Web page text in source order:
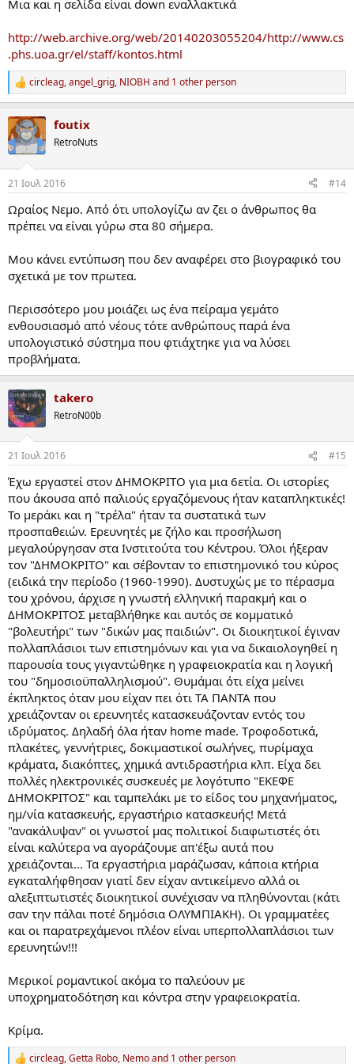
αναπτυξιακούς και εκπαιδευτικούς σκοπούς της εποχής εκείνης. Αν
το ελληνικό κράτος και η ελληνική επιχειρηματικότητα είχε
αξιοποιήσει τα αποτελέσματατου έργουείναι πιθανόν να είχαμε
σήμερα ελληνική βιομηχανία ηλεκτρονικών υπολογιστών.
εφημερίδα «Το Βήμα» το έτος 1970 με τίτλο “Ηλεκτρονικός
υπολογιστής κατεσκευάσθη στον Δημόκριτο”.
(*) Η Δρ. Ιωάννα Μαλαγαρδή είναι Δρ. Υπολογιστικής Γλωσσολογίας.
Συνεργάτης της ιστοσελίδας kosmonea.gr
Μια και η σελίδα είναι down εναλλακτικά
http://web.archive.org/web/20140203055204/http://www.cs
.phs.uoa.gr/el/staff/kontos.html
R
e
c
t
i
s
circleag,angel_grig, NIOBH and 1 other person
foutix
RetroNuts
21 Ιουλ 2016 #14
Ωραίος Νεμο. Από ότι υπολογίζω αν ζει ο άνθρωπος θα
πρέπει να είναι γύρω στα 80 σήμερα.
Μου κάνει εντύπωση που δεν αναφέρει στο βιογραφικό του
σχετικά με τον πρωτεα.
Περισσότερο μου μοιάζει ως ένα πείραμα γεμάτο
ενθουσιασμό από νέους τότε ανθρώπους παρά ένα
υπολογιστικό σύστημα που φτιάχτηκε για να λύσει
προβλήματα.
takero
RetroN00b
21 Ιουλ 2016 #15
Έχω εργαστεί στον ΔΗΜΟΚΡΙΤΟ για μια 6ετία. Οι ιστορίες
που άκουσα από παλιούς εργαζόμενους ήταν καταπληκτικές!
Το μεράκι και η "τρέλα" ήταν τα συστατικά των
προσπαθειών. Ερευνητές με ζήλο και προσήλωση
μεγαλούργησαν στα Ινστιτούτα του Κέντρου. Όλοι ήξεραν
τον "ΔΗΜΟΚΡΙΤΟ" και σέβονταν το επιστημονικό του κύρος
(ειδικά την περίοδο (1960-1990). Δυστυχώς με το πέρασμα
του χρόνου, άρχισε η γνωστή ελληνική παρακμή και ο
ΔΗΜΟΚΡΙΤΟΣ μεταβλήθηκε και αυτός σε κομματικό
"βολευτήρι" των "δικών μας παιδιών". Οι διοικητικοί έγιναν
πολλαπλάσιοι των επιστημόνων και για να δικαιολογηθεί η
παρουσία τους γιγαντώθηκε η γραφειοκρατία και η λογική
του "δημοσιοϋπαλληλισμού". Θυμάμαι ότι είχα μείνει
έκπληκτος όταν μου είχαν πει ότι ΤΑ ΠΑΝΤΑ που
χρειάζονταν οι ερευνητές κατασκευάζονταν εντός του
ιδρύματος. Δηλαδή όλα ήταν home made. Tροφοδοτικά,
πλακέτες, γεννήτριες, δοκιμαστικοί σωλήνες, πυρίμαχα
κράματα, διακόπτες, χημικά αντιδραστήρια κλπ. Είχα δει
πολλές ηλεκτρονικές συσκευές με λογότυπο "ΕΚΕΦΕ
ΔΗΜΟΚΡΙΤΟΣ" και ταμπελάκι με το είδος του μηχανήματος,
ημ/νία κατασκευής, εργαστήριο κατασκευής! Μετά
"ανακάλυψαν" οι γνωστοί μας πολιτικοί διαφωτιστές ότι
είναι καλύτερα να αγοράζουμε απ'έξω αυτά που
χρειάζονται... Τα εργαστήρια μαράζωσαν, κάποια κτήρια
εγκαταλήφθησαν γιατί δεν είχαν αντικείμενο αλλά οι
αλεξιπτωτιστές διοικητικοί συνέχισαν να πληθύνονται (κάτι
σαν την πάλαι ποτέ δημόσια ΟΛΥΜΠΙΑΚΗ). Οι γραμματέες
και οι παρατρεχάμενοι πλέον είναι υπερπολλαπλάσιοι των
ερευνητών!!!
Μερικοί ρομαντικοί ακόμα το παλεύουν με
υποχρηματοδότηση και κόντρα στην γραφειοκρατία.
Κρίμα.
circleag,Getta Robo, Nemoand 1 other person